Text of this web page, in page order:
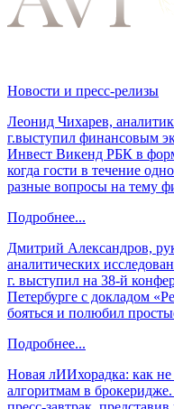
Новости и пресс-релизы
Леонид Чихарев,
г.выступил финансовым
Инвест Викенд РБК в
когда гости в течение
разные вопросы на тему
Подробнее...
Дмитрий Александров,
аналитических
г. выступил на 38-й
Петербурге с докладом
бояться и полюбил
Подробнее...
Новая лИИхорадка: как не
алгоритмам в